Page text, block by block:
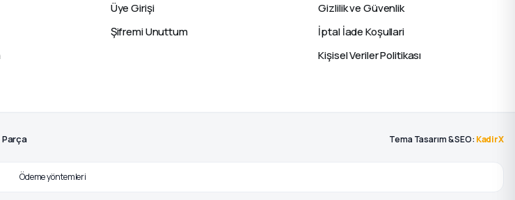
Üye Girişi
Şifremi Unuttum
Gizlilik ve Güvenlik
İptal İade Koşullari
Kişisel Veriler Politikası
Parça Tema Tasarım & SEO: KadirX